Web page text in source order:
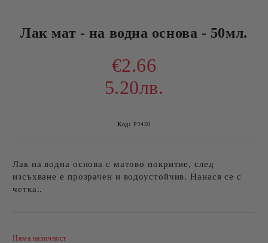
Лак мат - на водна основа - 50мл.
€2.66
5.20лв.
Код: P2450
Лак на водна основа с матово покритие, след
изсъхване е прозрачен и водоустойчив. Нанася се с
четка..
Няма наличност